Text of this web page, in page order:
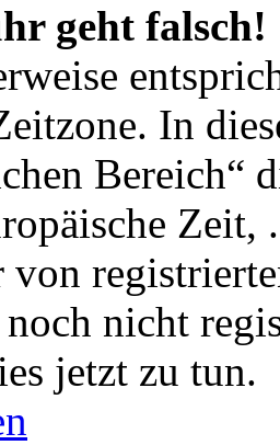
geht falsch!
In
Bereich“
Zeit,
von
nicht
jetzt zu tun.